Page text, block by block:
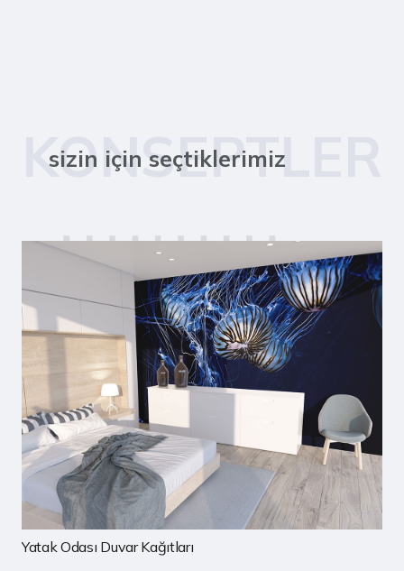
KONSEPTLER
sizin için seçtiklerimiz
Çocuk Odası Duvar Kağıtları